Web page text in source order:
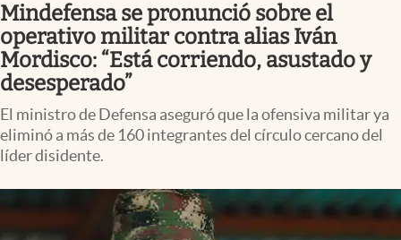
Colombia
Mindefensa se pronunció sobre el
operativo militar contra alias Iván
Mordisco: “Está corriendo, asustado y
desesperado”
El ministro de Defensa aseguró que la ofensiva militar ya
eliminó a más de 160 integrantes del círculo cercano del
líder disidente.